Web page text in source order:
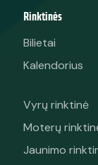
Rinktinės
Bilietai
Kalendorius
Vyrų rinktinė
Moterų
Jaunimo